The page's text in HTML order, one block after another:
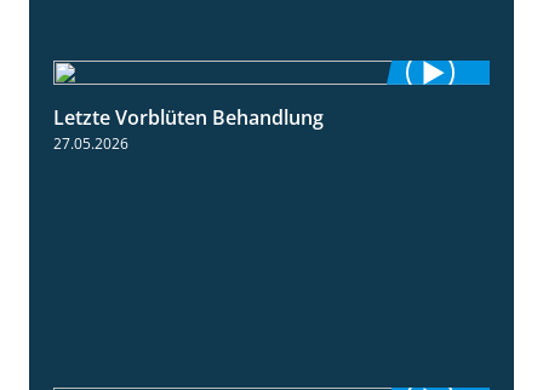
Letzte Vorblüten Behandlung
27.05.2026